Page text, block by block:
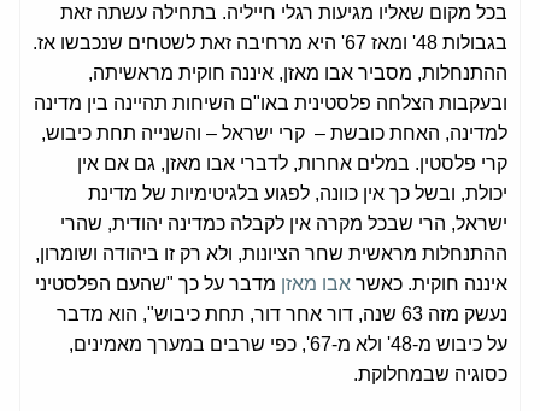
בכל מקום שאליו מגיעות רגלי חייליה. בתחילה עשתה זאת
בגבולות 48' ומאז 67' היא מרחיבה זאת לשטחים שנכבשו אז.
ההתנחלות, מסביר אבו מאזן, איננה חוקית מראשיתה,
ובעקבות הצלחה פלסטינית באו"ם השיחות תהיינה בין מדינה
למדינה, האחת כובשת – קרי ישראל – והשנייה תחת כיבוש,
קרי פלסטין. במלים אחרות, לדברי אבו מאזן, גם אם אין
יכולת, ובשל כך אין כוונה, לפגוע בלגיטימיות של מדינת
ישראל, הרי שבכל מקרה אין לקבלה כמדינה יהודית, שהרי
ההתנחלות מראשית שחר הציונות, ולא רק זו ביהודה ושומרון,
איננה חוקית. כאשר אבו מאזן מדבר על כך "שהעם הפלסטיני
נעשק מזה 63 שנה, דור אחר דור, תחת כיבוש", הוא מדבר
על כיבוש מ-48' ולא מ-67', כפי שרבים במערך מאמינים,
כסוגיה שבמחלוקת.